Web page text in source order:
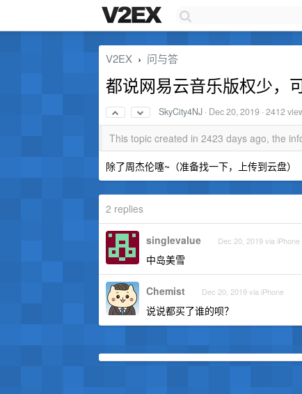
V2EX › 问与答
都说网易云音乐版权少，
SkyCity4NJ · Dec 20, 2019 · 2412
This topic created in 2423 days ago, the
除了周杰伦噻~（准备找一下，上传到云盘）
2 replies
singlevalue Dec 20, 2019 via iPhone
中岛美雪
Chemist Dec 20, 2019 via iPhone
说说都买了谁的呗？